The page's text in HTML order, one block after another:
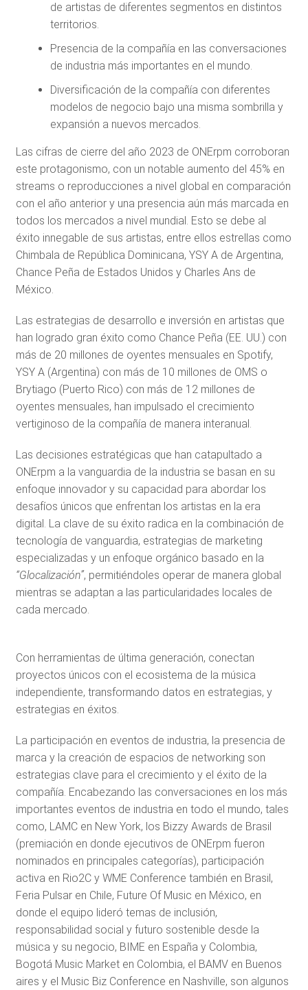
de artistas de diferentes segmentos en distintos
territorios.
Presencia de la compañía en las conversaciones
de industria más importantes en el mundo.
Diversificación de la compañía con diferentes
modelos de negocio bajo una misma sombrilla y
expansión a nuevos mercados.
Las cifras de cierre del año 2023 de ONErpm corroboran
este protagonismo, con un notable aumento del 45% en
streams o reproducciones a nivel global en comparación
con el año anterior y una presencia aún más marcada en
todos los mercados a nivel mundial. Esto se debe al
éxito innegable de sus artistas, entre ellos estrellas como
Chimbala de República Dominicana, YSY A de Argentina,
Chance Peña de Estados Unidos y Charles Ans de
México.
Las estrategias de desarrollo e inversión en artistas que
han logrado gran éxito como Chance Peña (EE. UU.) con
más de 20 millones de oyentes mensuales en Spotify,
YSY A (Argentina) con más de 10 millones de OMS o
Brytiago (Puerto Rico) con más de 12 millones de
oyentes mensuales, han impulsado el crecimiento
vertiginoso de la compañía de manera interanual.
Las decisiones estratégicas que han catapultado a
ONErpm a la vanguardia de la industria se basan en su
enfoque innovador y su capacidad para abordar los
desafíos únicos que enfrentan los artistas en la era
digital. La clave de su éxito radica en la combinación de
tecnología de vanguardia, estrategias de marketing
especializadas y un enfoque orgánico basado en la
“Glocalización”, permitiéndoles operar de manera global
mientras se adaptan a las particularidades locales de
cada mercado.
Con herramientas de última generación, conectan
proyectos únicos con el ecosistema de la música
independiente, transformando datos en estrategias, y
estrategias en éxitos.
La participación en eventos de industria, la presencia de
marca y la creación de espacios de networking son
estrategias clave para el crecimiento y el éxito de la
compañía. Encabezando las conversaciones en los más
importantes eventos de industria en todo el mundo, tales
como, LAMC en New York, los Bizzy Awards de Brasil
(premiación en donde ejecutivos de ONErpm fueron
nominados en principales categorías), participación
activa en Rio2C y WME Conference también en Brasil,
Feria Pulsar en Chile, Future Of Music en México, en
donde el equipo lideró temas de inclusión,
responsabilidad social y futuro sostenible desde la
música y su negocio, BIME en España y Colombia,
Bogotá Music Market en Colombia, el BAMV en Buenos
aires y el Music Biz Conference en Nashville, son algunos